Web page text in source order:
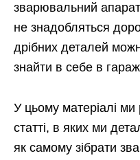
зварювальний
не знадобляться
дрібних деталей
знайти в себе в
У цьому матеріалі ми
статті, в яких ми
як самому зібрати